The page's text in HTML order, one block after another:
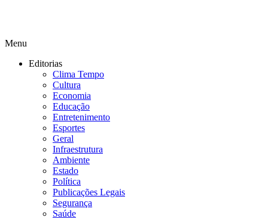
Menu
Editorias
Clima Tempo
Cultura
Economia
Educação
Entretenimento
Esportes
Geral
Infraestrutura
Ambiente
Estado
Política
Publicações Legais
Segurança
Saúde